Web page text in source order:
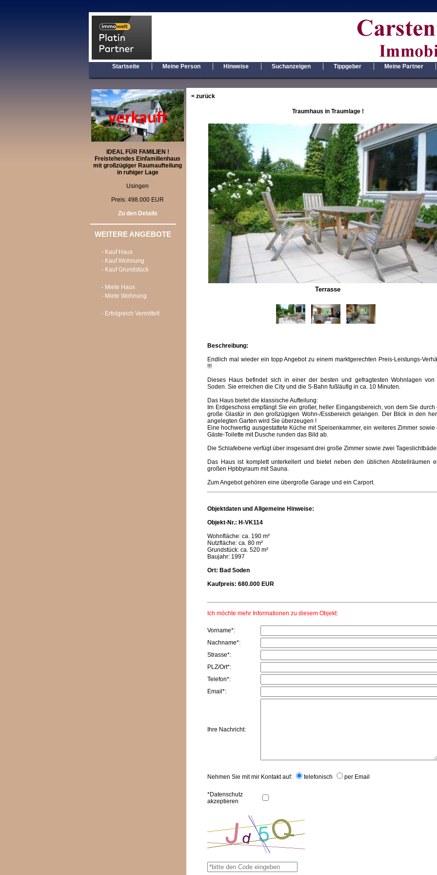
Startseite | Meine Person | Hinweise | Suchanzeigen | Tippgeber | Meine Partner
< zurück
Traumhaus in Traumlage !
Terrasse
Beschreibung:
Endlich mal wieder ein topp Angebot zu einem marktgerechten Preis-Leistungs-
!!!
Dieses Haus befindet sich in einer der besten und gefragtesten Wohnlagen von
Soden. Sie erreichen die City und die S-Bahn fußläufig in ca. 10 Minuten.
Das Haus bietet die klassische Aufteilung:
Im Erdgeschoss empfängt Sie ein großer, heller Eingangsbereich, von dem Sie durch
große Glastür in den großzügigen Wohn-/Essbereich gelangen. Der Blick in den
angelegten Garten wird Sie überzeugen !
Eine hochwertig ausgestattete Küche mit Speisenkammer, ein weiteres Zimmer sowie
Gäste-Toilette mit Dusche runden das Bild ab.
Die Schlafebene verfügt über insgesamt drei große Zimmer sowie zwei
Das Haus ist komplett unterkellert und bietet neben den üblichen Abstellräumen
großen Hpbbyraum mit Sauna.
Zum Angebot gehören eine übergroße Garage und ein Carport.
Objektdaten und Allgemeine Hinweise:
Objekt-Nr.: H-VK114
Wohnfläche: ca. 190 m²
Nutzfläche: ca. 80 m²
Grundstück: ca. 520 m²
Baujahr: 1997
Ort: Bad Soden
Kaufpreis: 680.000 EUR
Ich möchte mehr Informationen zu diesem Objekt:
Vorname*:
Nachname*:
Strasse*:
PLZ/Ort*:
Telefon*:
Email*:
Ihre Nachricht:
Nehmen Sie mit mir Kontakt auf: telefonisch per Email
*Datenschutz
akzeptieren
IDEAL FÜR FAMILIEN !
Freistehendes Einfamilienhaus
mit großzügiger Raumaufteilung
in ruhiger Lage
Usingen
Preis: 498.000 EUR
Zu den Details
WEITERE ANGEBOTE
- Kauf Haus
- Kauf Wohnung
- Kauf Grundstück
- Miete Haus
- Miete Wohnung
- Erfolgreich Vermittelt